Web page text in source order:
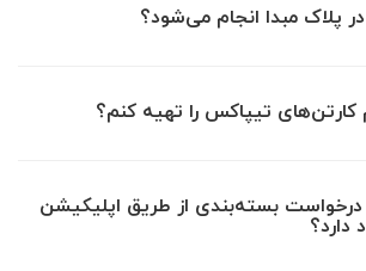
پلاک مبدا انجام می‌شود؟
کارتن‌های تیپاکس را تهیه کنم؟
درخواست بسته‌بندی از طریق اپلیکیشن